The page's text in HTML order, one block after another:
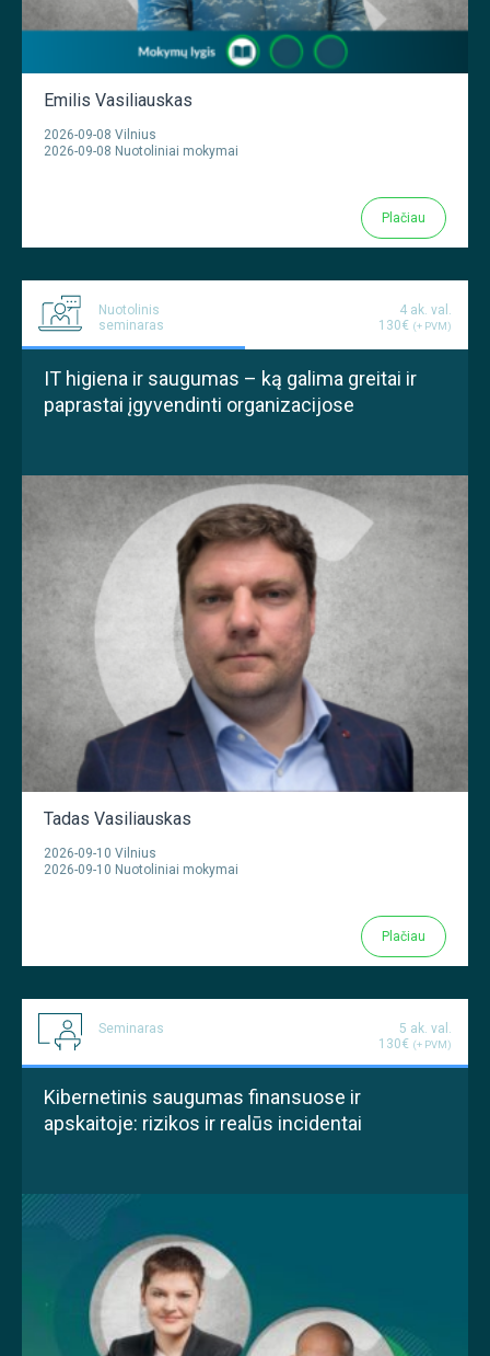
Emilis Vasiliauskas
2026-09-08 Vilnius
2026-09-08 Nuotoliniai mokymai
Plačiau
Nuotolinis
seminaras
4 ak. val.
130€ (+ PVM)
IT higiena ir saugumas – ką galima greitai ir
paprastai įgyvendinti organizacijose
Tadas Vasiliauskas
2026-09-10 Vilnius
2026-09-10 Nuotoliniai mokymai
Plačiau
Seminaras
5 ak. val.
130€ (+ PVM)
Kibernetinis saugumas finansuose ir
apskaitoje: rizikos ir realūs incidentai